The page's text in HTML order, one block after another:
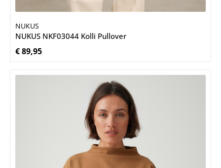
NUKUS
NUKUS NKF03044 Kolli Pullover
Normale prijs:
€ 89,95